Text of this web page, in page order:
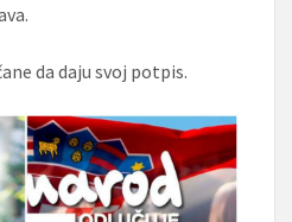
da daju svoj potpis.